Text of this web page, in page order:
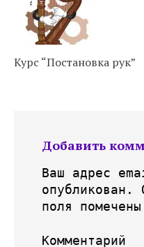
Курс “Постановка рук”
Добавить
Ваш адрес
опубликован.
поля помечены
Комментарий